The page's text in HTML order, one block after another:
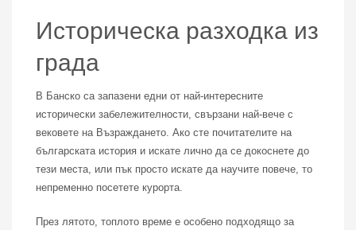
Историческа разходка из
града
В Банско са запазени едни от най-интересните
исторически забележителности, свързани най-вече с
вековете на Възраждането. Ако сте почитателите на
българската история и искате лично да се докоснете до
тези места, или пък просто искате да научите повече, то
непременно посетете курорта.
През лятото, топлото време е особено подходящо за